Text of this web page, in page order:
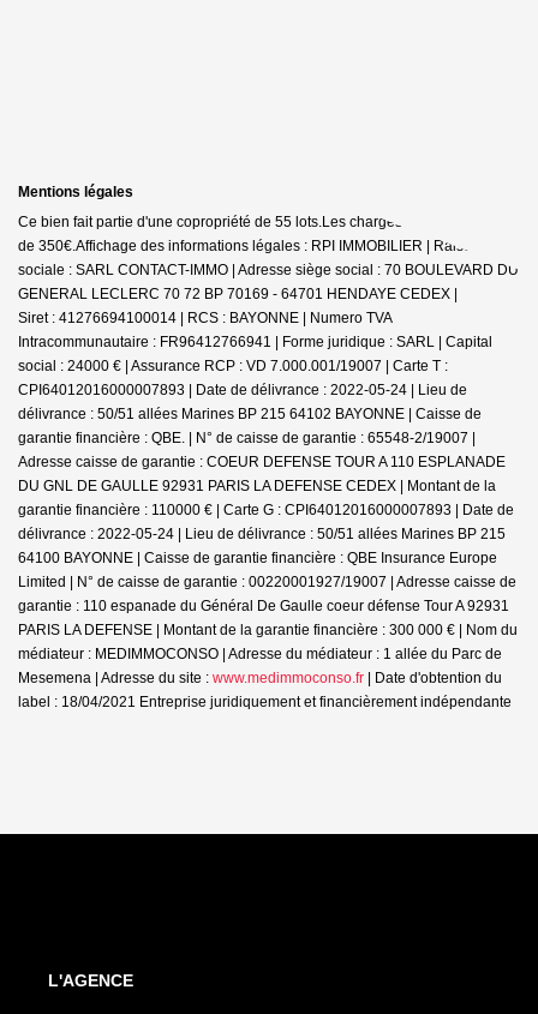
Mentions légales
Ce bien fait partie d'une copropriété de 55 lots.Les charges annuelles sont
de 350€.Affichage des informations légales : RPI IMMOBILIER | Raison
sociale : SARL CONTACT-IMMO | Adresse siège social : 70 BOULEVARD DU
GENERAL LECLERC 70 72 BP 70169 - 64701 HENDAYE CEDEX |
Siret : 41276694100014 | RCS : BAYONNE | Numero TVA
Intracommunautaire : FR96412766941 | Forme juridique : SARL | Capital
social : 24000 € | Assurance RCP : VD 7.000.001/19007 | Carte T :
CPI64012016000007893 | Date de délivrance : 2022-05-24 | Lieu de
délivrance : 50/51 allées Marines BP 215 64102 BAYONNE | Caisse de
garantie financière : QBE. | N° de caisse de garantie : 65548-2/19007 |
Adresse caisse de garantie : COEUR DEFENSE TOUR A 110 ESPLANADE
DU GNL DE GAULLE 92931 PARIS LA DEFENSE CEDEX | Montant de la
garantie financière : 110000 € | Carte G : CPI64012016000007893 | Date de
délivrance : 2022-05-24 | Lieu de délivrance : 50/51 allées Marines BP 215
64100 BAYONNE | Caisse de garantie financière : QBE Insurance Europe
Limited | N° de caisse de garantie : 00220001927/19007 | Adresse caisse de
garantie : 110 espanade du Général De Gaulle coeur défense Tour A 92931
PARIS LA DEFENSE | Montant de la garantie financière : 300 000 € | Nom du
médiateur : MEDIMMOCONSO | Adresse du médiateur : 1 allée du Parc de
Mesemena | Adresse du site : www.medimmoconso.fr | Date d'obtention du
label : 18/04/2021 Entreprise juridiquement et financièrement indépendante
L'AGENCE